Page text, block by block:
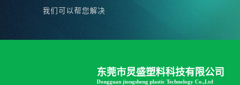
我们可以帮您解决
东莞市炅盛塑料科技有限公司
Dongguan jiongsheng plastic Technology Co.,Ltd